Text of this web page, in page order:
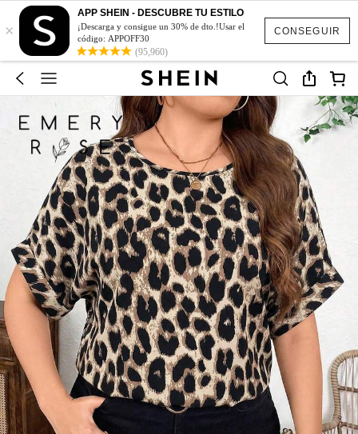
CONSEGUIR
×
APP SHEIN - DESCUBRE TU ESTILO
¡Descarga y consigue un 30% de dto.!Usar el
código: APPOFF30
(95,960)